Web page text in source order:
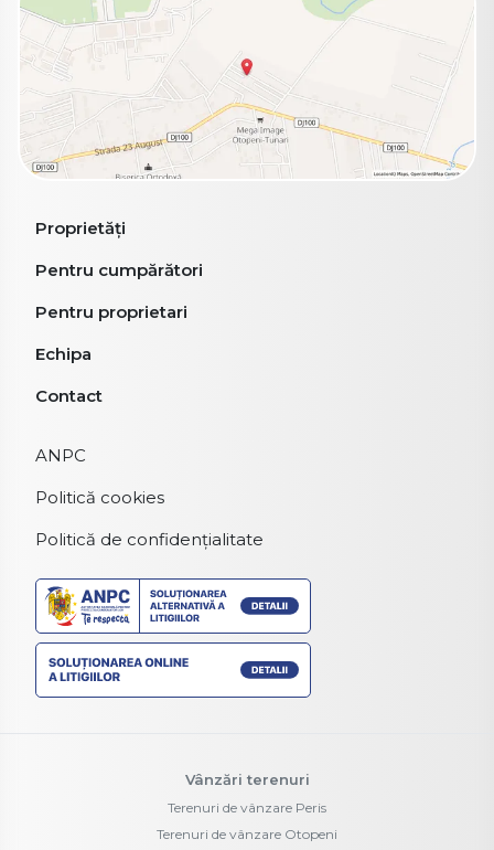
Proprietăți
Pentru cumpărători
Pentru proprietari
Echipa
Contact
ANPC
Politică cookies
Politică de confidențialitate
Vânzări terenuri
Terenuri de vânzare Peris
Terenuri de vânzare Otopeni